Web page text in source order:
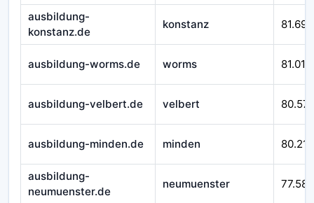
ausbildung-
konstanz.de
konstanz 81.692
ausbildung-worms.de worms 81.010
ausbildung-velbert.de velbert
ausbildung-minden.de minden 80.212
ausbildung-
neumuenster.de
neumuenster 77.588